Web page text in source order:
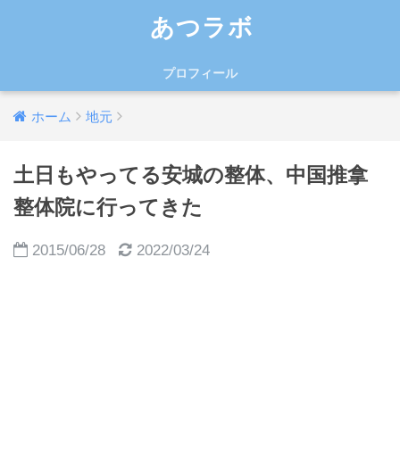
あつラボ
プロフィール
ホーム 地元
土日もやってる安城の整体、中国推拿
整体院に行ってきた
2015/06/28 2022/03/24